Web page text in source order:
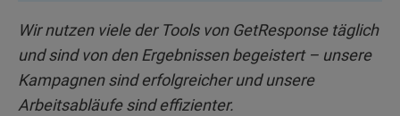
Wir nutzen viele der Tools von GetResponse täglich
und sind von den Ergebnissen begeistert – unsere
Kampagnen sind erfolgreicher und unsere
Arbeitsabläufe sind effizienter.